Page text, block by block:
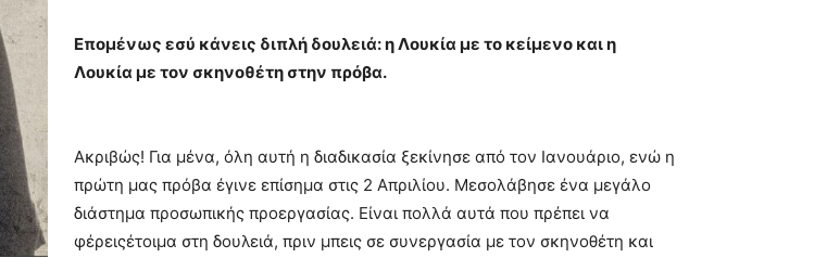
Επομένως εσύ κάνεις διπλή δουλειά: η Λουκία με το κείμενο και η
Λουκία με τον σκηνοθέτη στην πρόβα.
Ακριβώς! Για μένα, όλη αυτή η διαδικασία ξεκίνησε από τον Ιανουάριο, ενώ η
πρώτη μας πρόβα έγινε επίσημα στις 2 Απριλίου. Μεσολάβησε ένα μεγάλο
διάστημα προσωπικής προεργασίας. Είναι πολλά αυτά που πρέπει να
φέρειςέτοιμα στη δουλειά, πριν μπεις σε συνεργασία με τον σκηνοθέτη και